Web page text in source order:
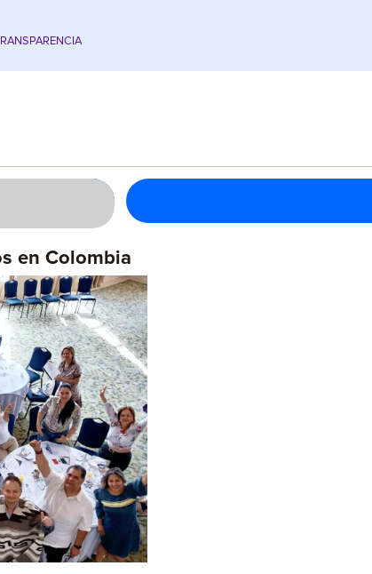
en Colombia